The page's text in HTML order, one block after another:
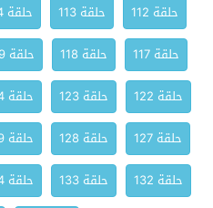
حلقة 112
حلقة 113 حلقة 114
حلقة 117
حلقة 118 حلقة 119
حلقة 122
حلقة 123 حلقة 124
حلقة 127
حلقة 128 حلقة 129
حلقة 132
حلقة 133 حلقة 134